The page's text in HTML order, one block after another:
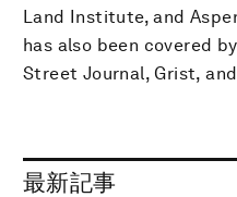
Land Institute, and
has also been covered
Street Journal, Grist,
最新記事